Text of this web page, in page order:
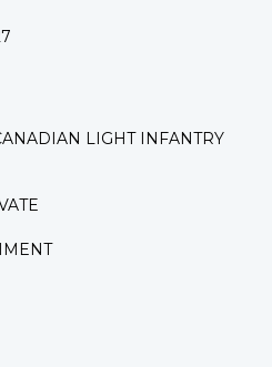
LIGHT INFANTRY